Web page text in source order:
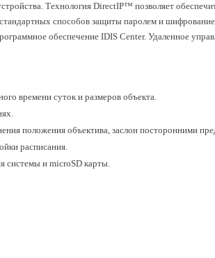
Технология DirectIP™ позволяет
способов защиты паролем и
обеспечение IDIS Center. Удаленное
времени суток и размеров объекта.
положения объектива, заслон посторонними
расписания.
системы и microSD карты.